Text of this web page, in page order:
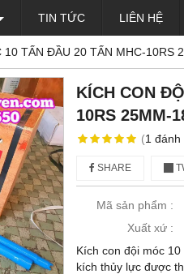
TIN TỨC LIÊN HỆ
TẤN ĐẦU 20 TẤN MHC-10RS
KÍCH CON
10RS 25MM-
(1 đánh
SHARE
Mã sản phẩm :
Xuất xứ :
Kích con đội móc
kích thủy lực được